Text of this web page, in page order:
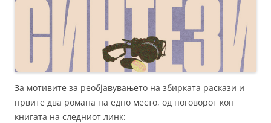
За мотивите за реобјавувањето на збирката раскази и
првите два романа на едно место, од поговорот кон
книгата на следниот линк: